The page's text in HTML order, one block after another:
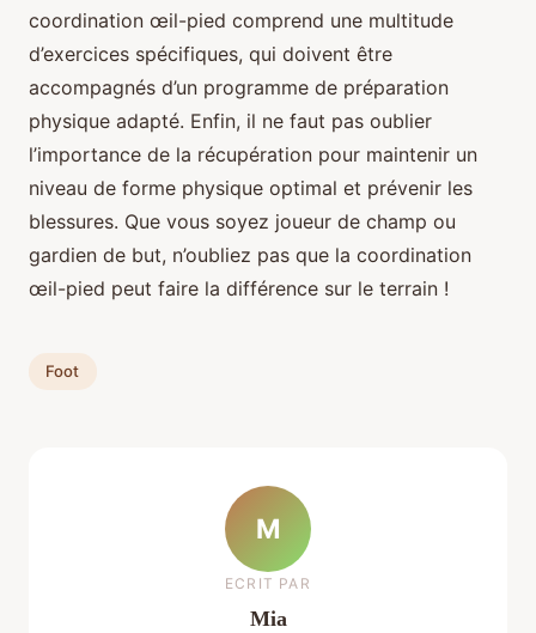
coordination œil-pied comprend une multitude
d’exercices spécifiques, qui doivent être
accompagnés d’un programme de préparation
physique adapté. Enfin, il ne faut pas oublier
l’importance de la récupération pour maintenir un
niveau de forme physique optimal et prévenir les
blessures. Que vous soyez joueur de champ ou
gardien de but, n’oubliez pas que la coordination
œil-pied peut faire la différence sur le terrain !
Foot
M
ECRIT PAR
Mia